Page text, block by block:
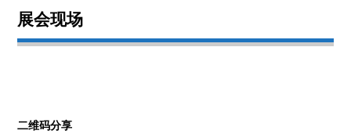
展会现场
二维码分享